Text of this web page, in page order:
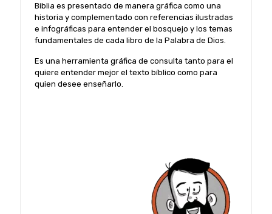
Biblia es presentado de manera gráfica como una
historia y complementado con referencias ilustradas
e infográficas para entender el bosquejo y los temas
fundamentales de cada libro de la Palabra de Dios.
Es una herramienta gráfica de consulta tanto para el
quiere entender mejor el texto bíblico como para
quien desee enseñarlo.